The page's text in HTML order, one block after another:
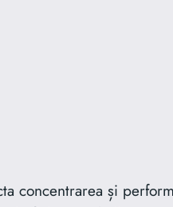
concentrarea și